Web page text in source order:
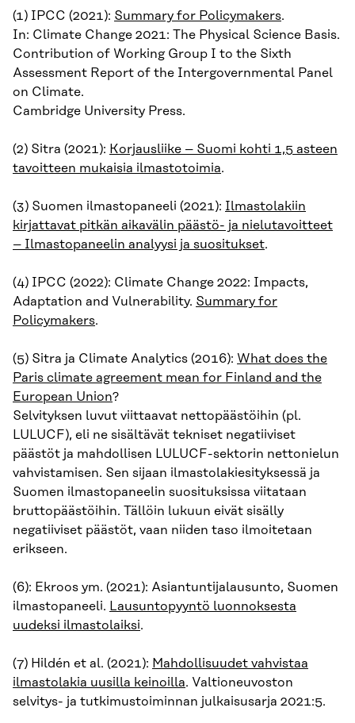
(1) IPCC (2021): Summary for Policymakers.
In: Climate Change 2021: The Physical Science Basis.
Contribution of Working Group I to the Sixth
Assessment Report of the Intergovernmental Panel
on Climate.
Cambridge University Press.
(2) Sitra (2021): Korjausliike – Suomi kohti 1,5 asteen
tavoitteen mukaisia ilmastotoimia.
(3) Suomen ilmastopaneeli (2021): Ilmastolakiin
kirjattavat pitkän aikavälin päästö- ja nielutavoitteet
– Ilmastopaneelin analyysi ja suositukset.
(4) IPCC (2022): Climate Change 2022: Impacts,
Adaptation and Vulnerability. Summary for
Policymakers.
(5) Sitra ja Climate Analytics (2016): What does the
Paris climate agreement mean for Finland and the
European Union?
Selvityksen luvut viittaavat nettopäästöihin (pl.
LULUCF), eli ne sisältävät tekniset negatiiviset
päästöt ja mahdollisen LULUCF-sektorin nettonielun
vahvistamisen. Sen sijaan ilmastolakiesityksessä ja
Suomen ilmastopaneelin suosituksissa viitataan
bruttopäästöihin. Tällöin lukuun eivät sisälly
negatiiviset päästöt, vaan niiden taso ilmoitetaan
erikseen.
(6): Ekroos ym. (2021): Asiantuntijalausunto, Suomen
ilmastopaneeli. Lausuntopyyntö luonnoksesta
uudeksi ilmastolaiksi.
(7) Hildén et al. (2021): Mahdollisuudet vahvistaa
ilmastolakia uusilla keinoilla. Valtioneuvoston
selvitys- ja tutkimustoiminnan julkaisusarja 2021:5.